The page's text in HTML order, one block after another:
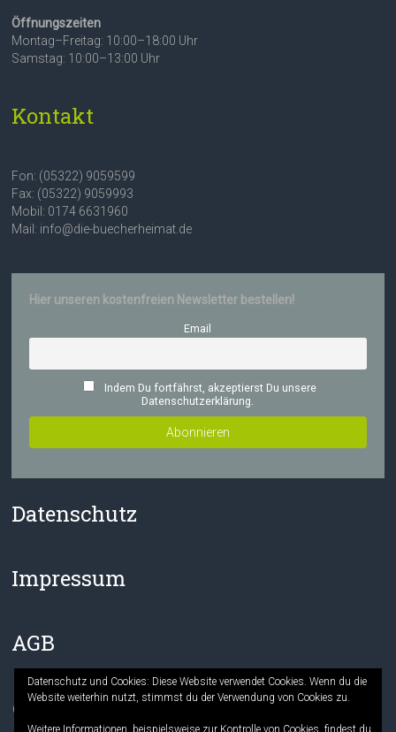
Öffnungszeiten
Montag–Freitag: 10:00–18:00 Uhr
Samstag: 10:00–13:00 Uhr
Kontakt
Fon: (05322) 9059599
Fax: (05322) 9059993
Mobil: 0174 6631960
Mail: info@die-buecherheimat.de
Hier unseren kostenfreien Newsletter bestellen!
Email
Indem Du fortfährst, akzeptierst Du unsere
Datenschutzerklärung.
Datenschutz
Impressum
AGB
Facebook
Instagram
Datenschutz und Cookies: Diese Website verwendet Cookies. Wenn du die
Website weiterhin nutzt, stimmst du der Verwendung von Cookies zu.
Weitere Informationen, beispielsweise zur Kontrolle von Cookies, findest du